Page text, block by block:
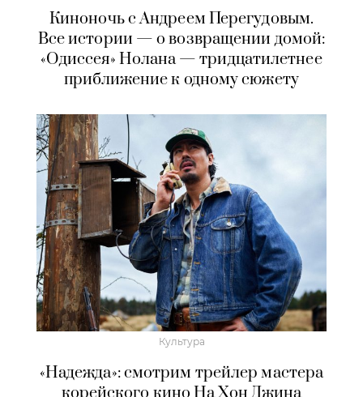
Киноночь с Андреем Перегудовым.
Все истории — о возвращении домой:
«Одиссея» Нолана — тридцатилетнее
приближение к одному сюжету
Культура
«Надежда»: смотрим трейлер мастера